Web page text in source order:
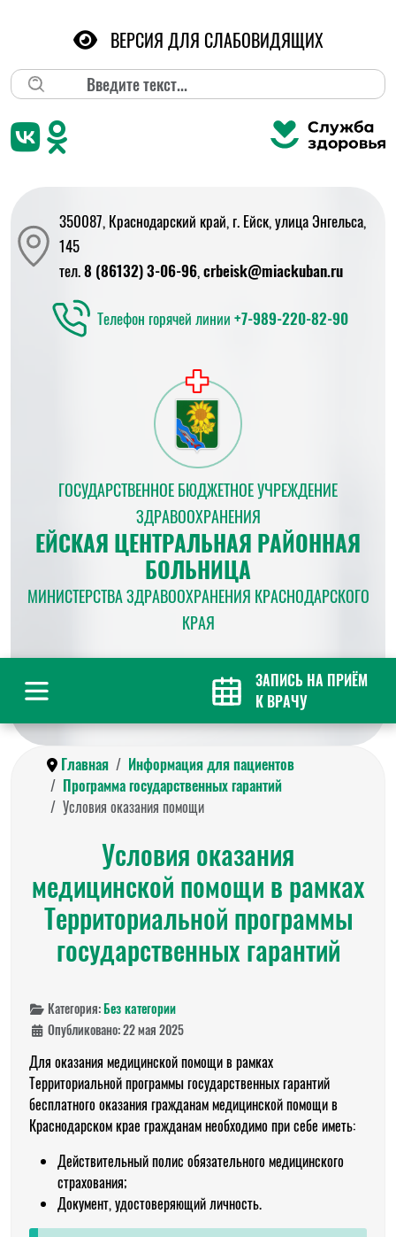
Поиск
ВЕРСИЯ ДЛЯ СЛАБОВИДЯЩИХ
350087, Краснодарский край, г. Ейск, улица Энгельса,
145
тел.8 (86132) 3-06-96,crbeisk@miackuban.ru
Телефон горячей линии +7-989-220-82-90
ГОСУДАРСТВЕННОЕ БЮДЖЕТНОЕ УЧРЕЖДЕНИЕ
ЗДРАВООХРАНЕНИЯ
ЕЙСКАЯ ЦЕНТРАЛЬНАЯ РАЙОННАЯ
БОЛЬНИЦА
МИНИСТЕРСТВА ЗДРАВООХРАНЕНИЯ КРАСНОДАРСКОГО
КРАЯ
ЗАПИСЬ НА ПРИЁМ
К ВРАЧУ
Главная
Информация для пациентов
Программа государственных гарантий
Условия оказания помощи
Условия оказания
медицинской помощи в рамках
Территориальной программы
государственных гарантий
Категория:Без категории
Опубликовано: 22 мая 2025
Для оказания медицинской помощи в рамках
Территориальной программы государственных гарантий
бесплатного оказания гражданам медицинской помощи в
Краснодарском крае гражданам необходимо при себе иметь:
Действительный полис обязательного медицинского
страхования;
Документ, удостоверяющий личность.